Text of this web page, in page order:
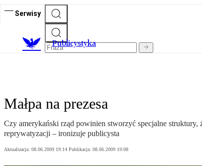
Serwisy
Publicystyka
Małpa na prezesa
Czy amerykański rząd powinien stworzyć specjalne
reprywatyzacji – ironizuje publicysta
Aktualizacja: 08.06.2009 19:14 Publikacja: 08.06.2009 19:08